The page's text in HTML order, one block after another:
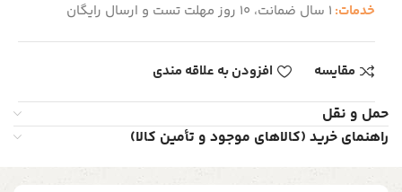
خدمات: 1 سال ضمانت، 10 روز مهلت تست و ارسال رایگان
مقایسه افزودن به علاقه مندی
حمل و نقل
راهنمای خرید (کالاهای موجود و تأمین کالا)